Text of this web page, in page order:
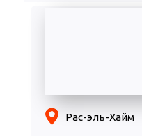
Рас-эль-Хайм